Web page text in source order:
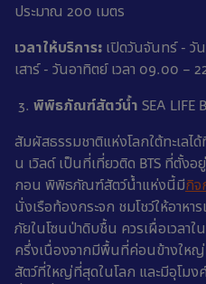
ประมาณ 200 เมตร
เวลาให้บริการ: เปิดวันจันทร์ - วั
เสาร์ - วันอาทิตย์ เวลา 09.00 –
พิพิธภัณฑ์สัตว์น้ำ SEA
สัมผัสธรรมชาติแห่งโลกใต้ทะเลไ
น เวิลด์ เป็นที่เที่ยวติด BTS ที่ตั้ง
กอน พิพิธภัณฑ์สัตว์น้ำแห่งนี้มีกิจ
นั่งเรือท้องกระจก ชมโชว์ให้อาห
ภัยในโซนป่าดิบชื้น ควรเผื่อเวลาใ
ครึ่งเนื่องจากมีพื้นที่ค่อนข้างให
สัตว์ที่ใหญ่ที่สุดในโลก และมีอุโม